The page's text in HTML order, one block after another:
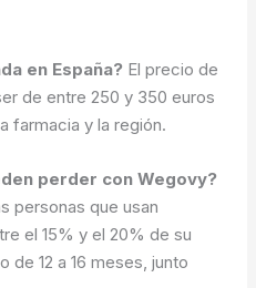
en España? El precio de
de entre 250 y 350 euros
farmacia y la región.
perder con Wegovy?
personas que usan
el 15% y el 20% de su
de 12 a 16 meses, junto